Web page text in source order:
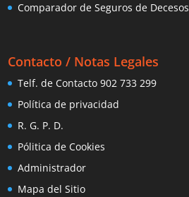
Comparador de Seguros de Decesos
Contacto / Notas Legales
Telf. de Contacto 902 733 299
Política de privacidad
R. G. P. D.
Pólitica de Cookies
Administrador
Mapa del Sitio